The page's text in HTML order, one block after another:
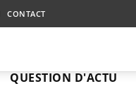
CONTACT
QUESTION D'ACTU